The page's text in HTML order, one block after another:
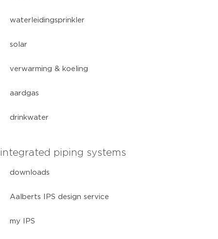
waterleidingsprinkler
solar
verwarming & koeling
aardgas
drinkwater
integrated piping systems
downloads
Aalberts IPS design service
my IPS